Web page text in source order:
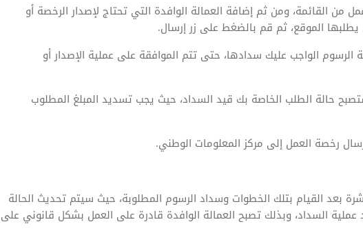
من القائمة، ومن ثم إضافة العمالة الوافدة التي تحتاج لإصدار الرخصة أو
يطلبها الموقع، ثم قم بالضغط على زر إرسال.
الواجب عليك سدادها، حتى تتم الموافقة على عملية الإصدار أو
حالة الطلب الخاصة بك قيد السداد، حيث يجب تسديد المبلغ المطلوب
رخصة العمل إلى مركز المعلومات الوطني.
بعد القيام بتلك الخطوات وسداد الرسوم المطلوبة، حيث سيتم تحديث الحالة
السداد، وبذلك تصبح العمالة الوافدة قادرة على العمل بشكل قانوني على